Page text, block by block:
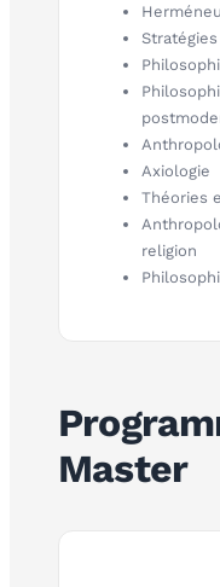
Axiologie
Théories
religion
Master